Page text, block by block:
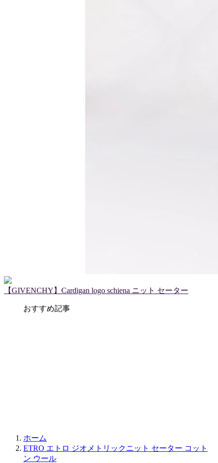
【GIVENCHY】Cardigan logo schiena ニット セーター
おすすめ記事
ホーム
ETRO エトロ ジオメトリックニット セーター コット
ン ウール